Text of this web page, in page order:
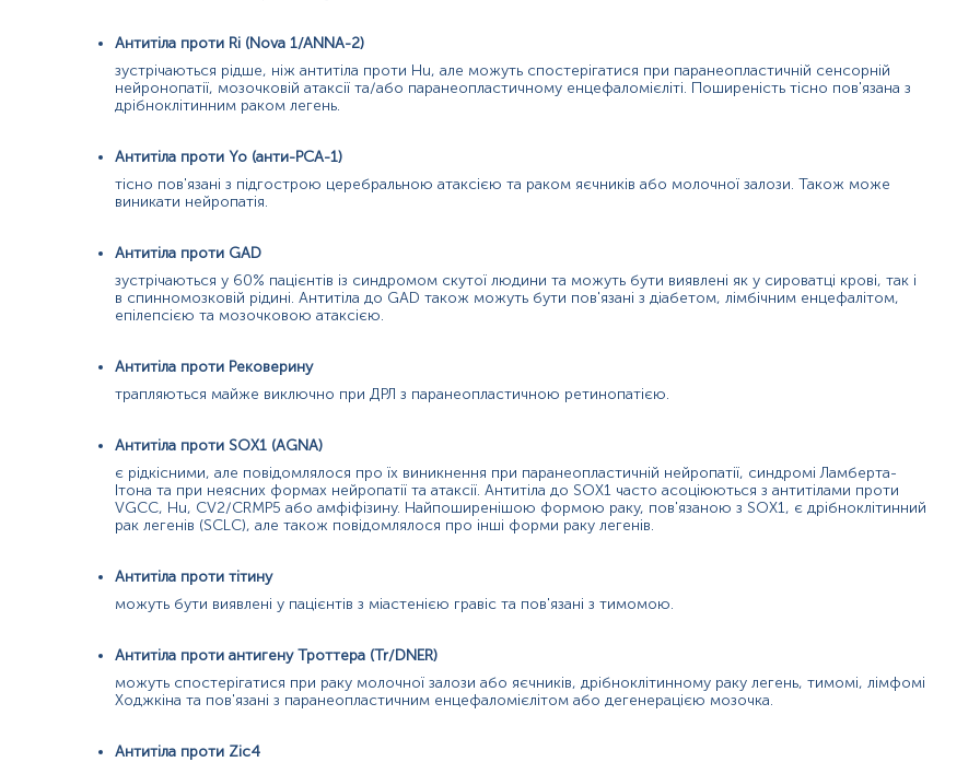
Антитіла проти Ri (Nova 1/ANNA-2)
зустрічаються рідше, ніж антитіла проти Hu, але можуть спостерігатися при паранеопластичній сенсорній
нейронопатії, мозочковій атаксії та/або паранеопластичному енцефаломієліті. Поширеність тісно пов'язана з
дрібноклітинним раком легень.
Антитіла проти Yo (анти-PCA-1)
тісно пов'язані з підгострою церебральною атаксією та раком яєчників або молочної залози. Також може
виникати нейропатія.
Антитіла проти GAD
зустрічаються у 60% пацієнтів із синдромом скутої людини та можуть бути виявлені як у сироватці крові, так і
в спинномозковій рідині. Антитіла до GAD також можуть бути пов'язані з діабетом, лімбічним енцефалітом,
епілепсією та мозочковою атаксією.
Антитіла проти Рековерину
трапляються майже виключно при ДРЛ з паранеопластичною ретинопатією.
Антитіла проти SOX1 (AGNA)
є рідкісними, але повідомлялося про їх виникнення при паранеопластичній нейропатії, синдромі Ламберта-
Ітона та при неясних формах нейропатії та атаксії. Антитіла до SOX1 часто асоціюються з антитілами проти
VGCC, Hu, CV2/CRMP5 або амфіфізину. Найпоширенішою формою раку, пов'язаною з SOX1, є дрібноклітинний
рак легенів (SCLC), але також повідомлялося про інші форми раку легенів.
Антитіла проти тітину
можуть бути виявлені у пацієнтів з міастенією гравіс та пов'язані з тимомою.
Антитіла проти антигену Троттера (Tr/DNER)
можуть спостерігатися при раку молочної залози або яєчників, дрібноклітинному раку легень, тимомі, лімфомі
Ходжкіна та пов'язані з паранеопластичним енцефаломієлітом або дегенерацією мозочка.
Антитіла проти Zic4